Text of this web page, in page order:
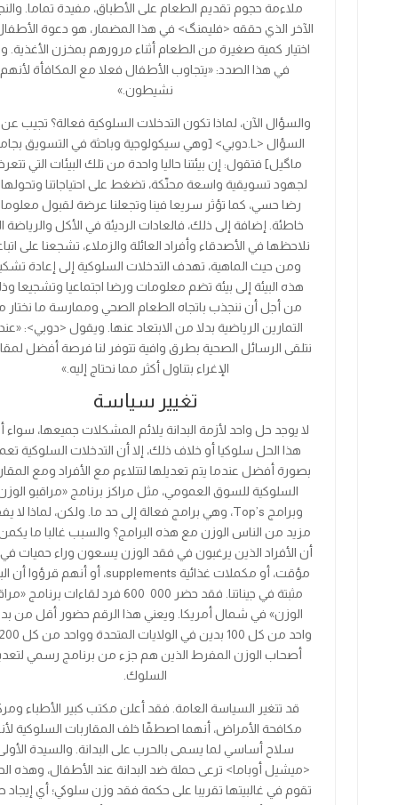
ملاءمة حجوم تقديم الطعام على الأطباق، مفيدة تماما.
الآخر الذي حققه <فليمنگ> في هذا المضمار، هو دعوة
اختيار كمية صغيرة من الطعام أثناء مرورهم بمخزن الأغذية.
في هذا الصدد: «يتجاوب الأطفال فعلا مع المكافأة لأنهم
نشيطون.»
والسؤال الآن، لماذا تكون التدخلات السلوكية فعالة؟ تجيب
السؤال <
L. دوبي> [وهي سيكولوجية وباحثة في التسويق
ماگيل] فتقول: إن بيئتنا حاليا واحدة من تلك البيئات التي
لجهود تسويقية واسعة محنّكة، تضغط على احتياجاتنا وتحولها
رضا حسي، كما تؤثر سريعا فينا وتجعلنا عرضة لقبول
خاطئة. إضافة إلى ذلك، فالعادات الرديئة في الأكل والرياضة
نلاحظها في الأصدقاء وأفراد العائلة والزملاء، تشجعنا على
ومن حيث الماهية، تهدف التدخلات السلوكية إلى إعادة
هذه البيئة إلى بيئة تضم معلومات ورضا اجتماعيا وتشجيعا
من أجل أن ننجذب باتجاه الطعام الصحي وممارسة ما نختار
التمارين الرياضية بدلا من الابتعاد عنها. ويقول <دوبي>
:
نتلقى الرسائل الصحية بطرق وافية تتوفر لنا فرصة أفضل
الإغراء بتناول أكثر مما نحتاج إليه.»
تغيير سياسة
لا يوجد حل واحد لأزمة البدانة يلائم المشكلات جميعها، سواء
هذا الحل سلوكيا أو خلاف ذلك، إلا أن التدخلات السلوكية
بصورة أفضل عندما يتم تعديلها لتتلاءم مع الأفراد ومع
السلوكية للسوق العمومي، مثل مراكز برنامج «مراقبو
وبرامج Top’s، وهي برامج فعالة إلى حد ما. ولكن، لماذا لا
مزيد من الناس الوزن مع هذه البرامج؟ والسبب غالبا ما
أن الأفراد الذين يرغبون في فقد الوزن يسعون وراء حميات
مؤقت، أو مكملات غذائية supplements، أو أنهم قرؤوا أن
مثبتة في جيناتنا. فقد حضر 000
600 فرد لقاءات برنامج
الوزن» في شمال أمريكا. ويعني هذا الرقم حضور أقل من
واحد من كل 100بدين في الولايات المتحدة وواحد من كل 200
أصحاب الوزن المفرط الذين هم جزء من برنامج رسمي
السلوك.
قد تتغير السياسة العامة. فقد أعلن مكتب كبير الأطباء
مكافحة الأمراض، أنهما اصطفّا خلف المقاربات السلوكية
سلاح أساسي لما يسمى بالحرب على البدانة. والسيدة
<ميشيل أوباما> ترعى حملة ضد البدانة عند الأطفال، وهذه
تقوم في غالبيتها تقريبا على حكمة فقد وزن سلوكي؛ أي